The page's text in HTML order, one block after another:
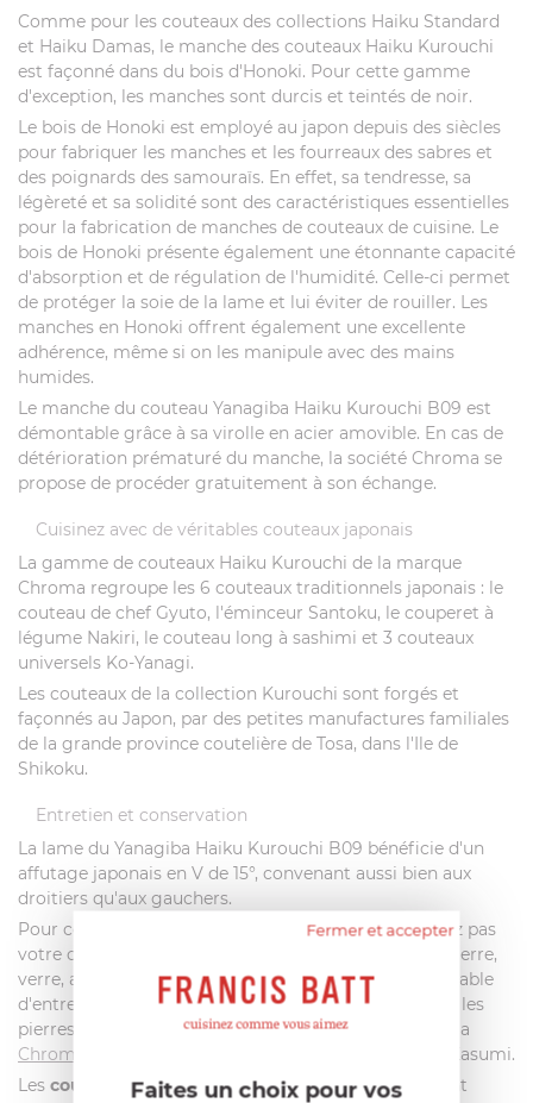
Comme pour les couteaux des collections Haiku Standard
et Haiku Damas, le manche des couteaux Haiku Kurouchi
est façonné dans du bois d'Honoki. Pour cette gamme
d'exception, les manches sont durcis et teintés de noir.
Le bois de Honoki est employé au japon depuis des siècles
pour fabriquer les manches et les fourreaux des sabres et
des poignards des samouraïs. En effet, sa tendresse, sa
légèreté et sa solidité sont des caractéristiques essentielles
pour la fabrication de manches de couteaux de cuisine. Le
bois de Honoki présente également une étonnante capacité
d'absorption et de régulation de l'humidité. Celle-ci permet
de protéger la soie de la lame et lui éviter de rouiller. Les
manches en Honoki offrent également une excellente
adhérence, même si on les manipule avec des mains
humides.
Le manche du couteau Yanagiba Haiku Kurouchi B09 est
démontable grâce à sa virolle en acier amovible. En cas de
détérioration prématuré du manche, la société Chroma se
propose de procéder gratuitement à son échange.
Cuisinez avec de véritables couteaux japonais
La gamme de couteaux Haiku Kurouchi de la marque
Chroma regroupe les 6 couteaux traditionnels japonais : le
couteau de chef Gyuto, l'éminceur Santoku, le couperet à
légume Nakiri, le couteau long à sashimi et 3 couteaux
universels Ko-Yanagi.
Les couteaux de la collection Kurouchi sont forgés et
façonnés au Japon, par des petites manufactures familiales
de la grande province coutelière de Tosa, dans l'Ile de
Shikoku.
Entretien et conservation
La lame du Yanagiba Haiku Kurouchi B09 bénéficie d'un
affutage japonais en V de 15°, convenant aussi bien aux
droitiers qu'aux gauchers.
Pour conserver l'efficacité de son tranchant, n’utilisez pas
votre couteau sur des surfaces trop dures (marbre, pierre,
verre, ardoise, céramique). Il est également indispensable
d'entretenir le fil de votre lame. Pour cela, privilégiez les
pierres à aiguiser à grain très fins (> #1000), comme la
Chroma P35
de la marque Kasumi.
Les couteaux japonais Chroma Haiku Kurouchi
sont
Fermer et accepter
Faites un choix pour vos